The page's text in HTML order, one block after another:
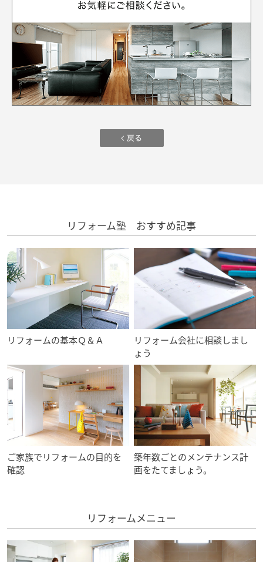
分譲マンション検索
売る [MISAWA RELAY]
住まいの売却
これから住まいをご検討の方
多彩な動画やこだわりが詰まった建築実例、注目の最新情報など、住
これから土地活用・賃貸経営をご検討の方
土地活用の基礎から長期安定経営を目指すオーナー様まで、賃貸経営
に役立つ多彩な情報を幅広くお届けします。
ホームラウンジ 土地活用・賃貸経営
これからリフォームをご検討の方
実例動画や基礎知識、収納の工夫など、理想の住まいを叶えるリフォ
ームの具体策とアイデアを豊富にご用意しています。
ホームラウンジ リフォーム
すべてのフィールドに新しい価値をデザインし、持続可能な未来志向
のまちづくりを実現していきます。
ミサワホームオーナーさま・リフォーム工事ご契約者さまとミサワホ
ームを結ぶコミュニケーションサイト。お得・便利・安心なコンテン
ツや、ミサワホームからの大切なお知らせなど配信しています。
環境活動
採用情報
新卒者採用
海外事業
リフォーム塾 おすすめ記事
リフォームの基本Ｑ＆Ａ
リフォーム会社に相談しまし
ょう
ご家族でリフォームの目的を
確認
築年数ごとのメンテナンス計
画をたてましょう。
リフォームメニュー